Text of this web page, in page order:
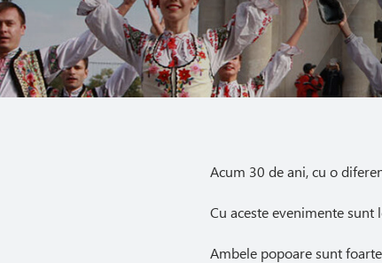
Acum 30 de ani, cu o
Cu aceste evenimente
Ambele popoare sunt